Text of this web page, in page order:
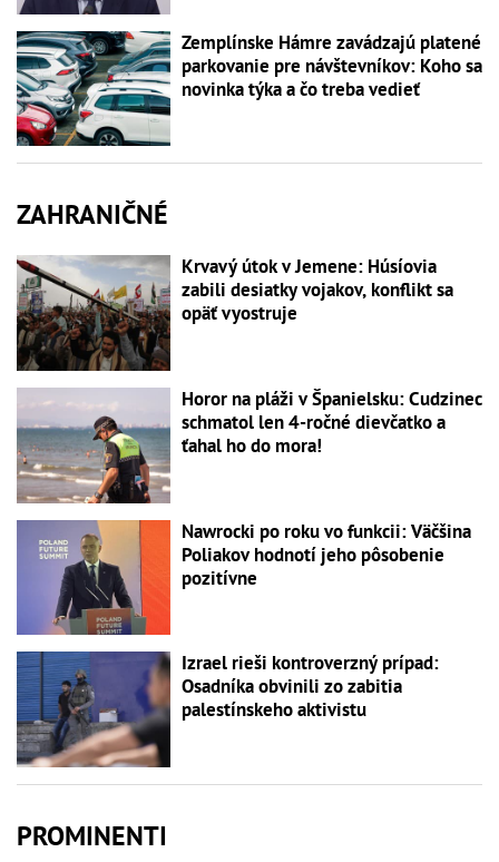
Zemplínske Hámre zavádzajú platené
parkovanie pre návštevníkov: Koho sa
novinka týka a čo treba vedieť
ZAHRANIČNÉ
Krvavý útok v Jemene: Húsíovia
zabili desiatky vojakov, konflikt sa
opäť vyostruje
Horor na pláži v Španielsku: Cudzinec
schmatol len 4-ročné dievčatko a
ťahal ho do mora!
Nawrocki po roku vo funkcii: Väčšina
Poliakov hodnotí jeho pôsobenie
pozitívne
Izrael rieši kontroverzný prípad:
Osadníka obvinili zo zabitia
palestínskeho aktivistu
PROMINENTI